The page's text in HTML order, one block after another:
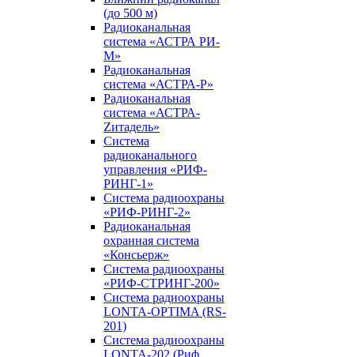
(до 500 м)
Радиоканальная
система «АСТРА РИ-
М»
Радиоканальная
система «АСТРА-Р»
Радиоканальная
система «АСТРА-
Zитадель»
Система
радиоканального
управления «РИФ-
РИНГ-1»
Система радиоохраны
«РИФ-РИНГ-2»
Радиоканальная
охранная система
«Консьерж»
Система радиоохраны
«РИФ-СТРИНГ-200»
Система радиоохраны
LONTA-OPTIMA (RS-
201)
Система радиоохраны
LONTA-202 (Риф